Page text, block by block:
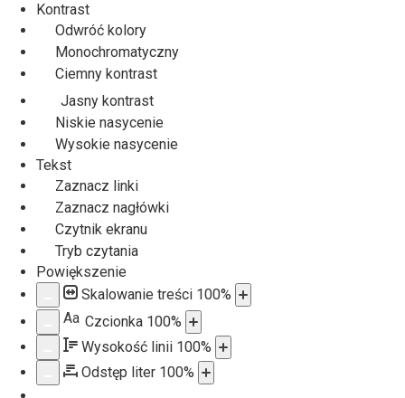
Kontrast
Odwróć kolory
Monochromatyczny
Ciemny kontrast
Jasny kontrast
Niskie nasycenie
Wysokie nasycenie
Tekst
Zaznacz linki
Zaznacz nagłówki
Czytnik ekranu
Tryb czytania
Powiększenie
Skalowanie treści 100%
Aa Czcionka 100%
Wysokość linii 100%
Odstęp liter 100%